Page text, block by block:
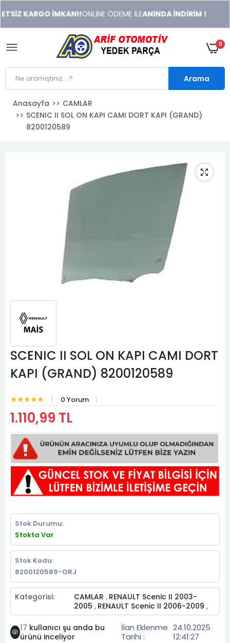
xonusu
veren
sitolar
KARGO İMKANI!ONLİNE ÖDEME İLEANINDA İNDİRİM !
0
Arama
Anasayfa
CAMLAR
SCENIC II SOL ON KAPI CAMI DORT KAPI (GRAND)
8200120589
SCENIC II SOL ON KAPI CAMI DORT
KAPI (GRAND) 8200120589
★★★★★ 0 Yorum
1.110,99 TL
Stok Durumu:
Stokta Var
Stok Kodu:
8200120589-ORJ
Kategorisi: CAMLAR , RENAULT Scenic II 2003-
2005 , RENAULT Scenic II 2006-2009 ,
17 kullanıcı şu anda bu
ürünü inceliyor
İlan Eklenme
Tarihi :
24.10.2025
12:41:27